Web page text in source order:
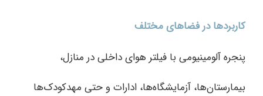
کاربردها در فضاهای مختلف
پنجره آلومینیومی با فیلتر هوای داخلی در منازل،
بیمارستان‌ها، آزمایشگاه‌ها، ادارات و حتی مهدکودک‌ها